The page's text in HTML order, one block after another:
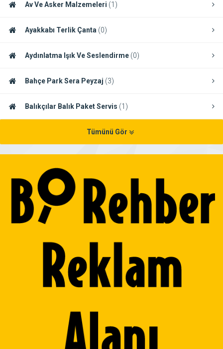
Av Ve Asker Malzemeleri (1)
Ayakkabı Terlik Çanta (0)
Aydınlatma Işık Ve Seslendirme (0)
Bahçe Park Sera Peyzaj (3)
Balıkçılar Balık Paket Servis (1)
Tümünü Gör